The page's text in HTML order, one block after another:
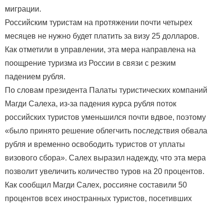
миграции.
Российским туристам на протяжении почти четырех
месяцев не нужно будет платить за визу 25 долларов.
Как отметили в управлении, эта мера направлена на
поощрение туризма из России в связи с резким
падением рубля.
По словам президента Палаты туристических компаний
Магди Салеха, из-за падения курса рубля поток
российских туристов уменьшился почти вдвое, поэтому
«было принято решение облегчить последствия обвала
рубля и временно освободить туристов от уплаты
визового сбора». Салех выразил надежду, что эта мера
позволит увеличить количество туров на 20 процентов.
Как сообщил Магди Салех, россияне составили 50
процентов всех иностранных туристов, посетивших